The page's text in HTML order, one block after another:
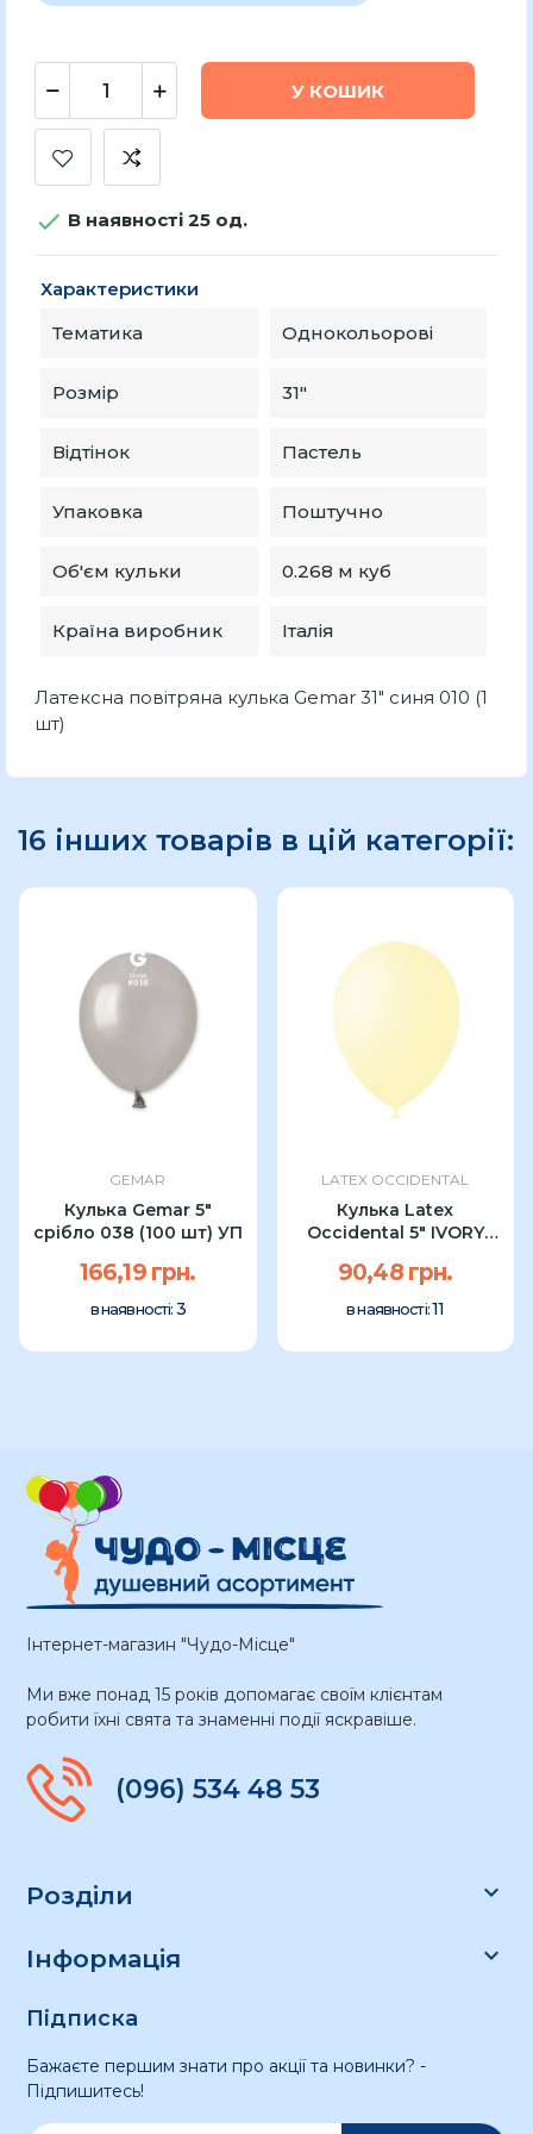
У КОШИК
 В наявності 25 од.
Характеристики
Тематика
Однокольорові
Розмір 31"
Відтінок Пастель
Упаковка Поштучно
Об'єм кульки 0.268 м куб
Країна виробник Італія
Латексна повітряна кулька Gemar 31" синя 010 (1
шт)
16 інших товарів в цій категорії:
GEMAR
Кулька Gemar 5"
срібло 038 (100 шт) УП
166,19 грн.
в наявності: 3
LATEX OCCIDENTAL
Кулька Latex
Occidental 5" IVORY
90,48 грн.
в наявності:11
Інтернет-магазин "Чудо-Місце"
Ми вже понад 15 років допомагає своїм клієнтам
робити їхні свята та знаменні події яскравіше.
(096) 534 48 53
Розділи 
Інформація 
Підписка
Бажаєте першим знати про акції та новинки? -
Підпишитесь!